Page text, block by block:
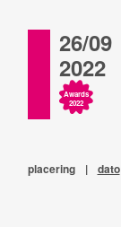
26/09
2022
Awards
2022
placering | dato